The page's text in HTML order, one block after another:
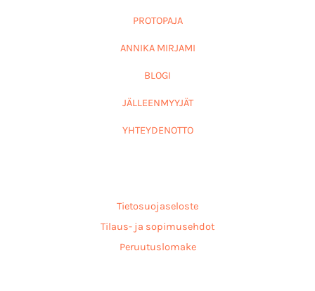
PROTOPAJA
ANNIKA MIRJAMI
BLOGI
JÄLLEENMYYJÄT
YHTEYDENOTTO
Tietosuojaseloste
Tilaus- ja sopimusehdot
Peruutuslomake